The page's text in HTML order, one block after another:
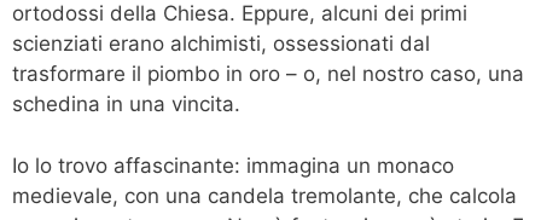
ortodossi della Chiesa. Eppure, alcuni dei primi
scienziati erano alchimisti, ossessionati dal
trasformare il piombo in oro – o, nel nostro caso, una
schedina in una vincita.
Io lo trovo affascinante: immagina un monaco
medievale, con una candela tremolante, che calcola